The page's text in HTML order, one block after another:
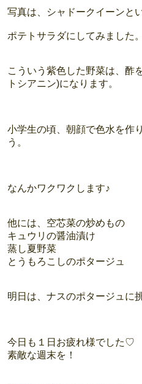
写真は、シャドークイーンと
ポテトサラダにしてみました。
こういう紫色した野菜は、酢
トシアニン)になります。
小学生の頃、朝顔で色水を作
う。
なんかワクワクします♪
他には、空芯菜の炒めもの
キュウリの醤油漬け
蒸し夏野菜
とうもろこしのポタージュ
明日は、ナスのポタージュに
今日も１日お疲れ様でした♡
素敵な週末を！